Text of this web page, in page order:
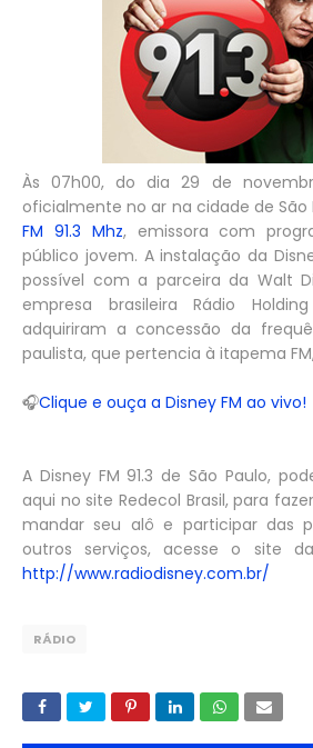
Às 07h00, do dia 29 de
oficialmente no ar na cidade de São
FM 91.3 Mhz, emissora com
público jovem. A instalação da
possível com a parceira da Walt
empresa brasileira Rádio
adquiriram a concessão da
paulista, que pertencia à itapema FM,
🎧Clique e ouça a Disney FM ao vivo!
A Disney FM 91.3 de São Paulo,
aqui no site Redecol Brasil, para
mandar seu alô e participar das
outros serviços, acesse o site
http://www.radiodisney.com.br/
RÁDIO